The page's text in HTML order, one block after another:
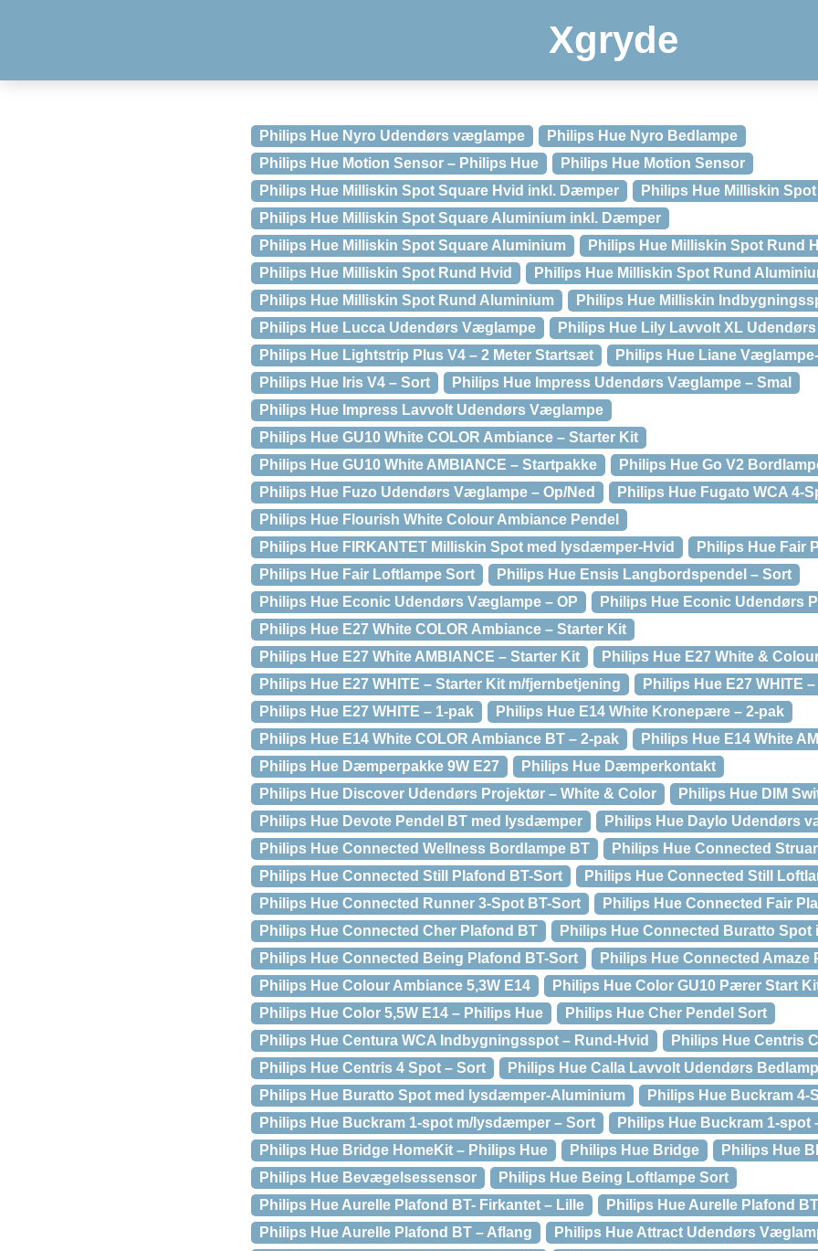
Xgryde
Philips Hue Nyro Udendørs væglampe
Philips Hue Nyro Bedlampe
Philips Hue Motion Sensor – Philips Hue
Philips Hue Motion Sensor
Philips Hue Milliskin Spot Square Hvid inkl. Dæmper
Philips Hue Milliskin
Philips Hue Milliskin Spot Square Aluminium inkl. Dæmper
Philips Hue Milliskin Spot Square Aluminium
Philips Hue Milliskin Spot Rund
Philips Hue Milliskin Spot Rund Hvid
Philips Hue Milliskin Spot Rund
Philips Hue Milliskin Spot Rund Aluminium
Philips Hue Milliskin
Philips Hue Lucca Udendørs Væglampe
Philips Hue Lily Lavvolt XL
Philips Hue Lightstrip Plus V4 – 2 Meter Startsæt
Philips Hue Liane
Philips Hue Iris V4 – Sort
Philips Hue Impress Udendørs Væglampe – Smal
Philips Hue Impress Lavvolt Udendørs Væglampe
Philips Hue GU10 White COLOR Ambiance – Starter Kit
Philips Hue GU10 White AMBIANCE – Startpakke
Philips Hue Go V2
Philips Hue Fuzo Udendørs Væglampe – Op/Ned
Philips Hue Fugato WCA 4-
Philips Hue Flourish White Colour Ambiance Pendel
Philips Hue FIRKANTET Milliskin Spot med lysdæmper-Hvid
Philips Hue Fair
Philips Hue Fair Loftlampe Sort
Philips Hue Ensis Langbordspendel – Sort
Philips Hue Econic Udendørs Væglampe – OP
Philips Hue Econic Udendørs
Philips Hue E27 White COLOR Ambiance – Starter Kit
Philips Hue E27 White AMBIANCE – Starter Kit
Philips Hue E27 White &
Philips Hue E27 WHITE – Starter Kit m/fjernbetjening
Philips Hue E27 WHITE
Philips Hue E27 WHITE – 1-pak
Philips Hue E14 White Kronepære – 2-pak
Philips Hue E14 White COLOR Ambiance BT – 2-pak
Philips Hue E14 White
Philips Hue Dæmperpakke 9W E27
Philips Hue Dæmperkontakt
Philips Hue Discover Udendørs Projektør – White & Color
Philips Hue DIM
Philips Hue Devote Pendel BT med lysdæmper
Philips Hue Daylo Udendørs
Philips Hue Connected Wellness Bordlampe BT
Philips Hue Connected
Philips Hue Connected Still Plafond BT-Sort
Philips Hue Connected Still
Philips Hue Connected Runner 3-Spot BT-Sort
Philips Hue Connected Fair
Philips Hue Connected Cher Plafond BT
Philips Hue Connected Buratto Spot
Philips Hue Connected Being Plafond BT-Sort
Philips Hue Connected Amaze
Philips Hue Colour Ambiance 5,3W E14
Philips Hue Color GU10 Pærer Start
Philips Hue Color 5,5W E14 – Philips Hue
Philips Hue Cher Pendel Sort
Philips Hue Centura WCA Indbygningsspot – Rund-Hvid
Philips Hue Centris
Philips Hue Centris 4 Spot – Sort
Philips Hue Calla Lavvolt Udendørs
Philips Hue Buratto Spot med lysdæmper-Aluminium
Philips Hue Buckram 4-
Philips Hue Buckram 1-spot m/lysdæmper – Sort
Philips Hue Buckram 1-spot
Philips Hue Bridge HomeKit – Philips Hue
Philips Hue Bridge
Philips Hue
Philips Hue Bevægelsessensor
Philips Hue Being Loftlampe Sort
Philips Hue Aurelle Plafond BT- Firkantet – Lille
Philips Hue Aurelle Plafond
Philips Hue Aurelle Plafond BT – Aflang
Philips Hue Attract Udendørs